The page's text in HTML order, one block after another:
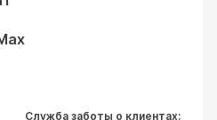
Служба заботы о клиентах: